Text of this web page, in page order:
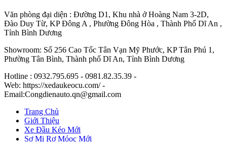
Văn phòng đại diện : Đường D1, Khu nhà ở Hoàng Nam 3-2D,
Đào Duy Từ, KP Đông A , Phường Đông Hòa , Thành Phố Dĩ An ,
Tỉnh Bình Dương
Showroom: Số 256 Cao Tốc Tân Vạn Mỹ Phước, KP Tân Phú 1,
Phường Tân Bình, Thành phố Dĩ An, Tỉnh Bình Dương
Hotline : 0932.795.695 - 0981.82.35.39 -
Web: https://xedaukeocu.com/ -
Email:Congdienauto.qn@gmail.com
Trang Chủ
Giới Thiệu
Xe Đầu Kéo Mới
Sơ Mi Rơ Móoc Mới